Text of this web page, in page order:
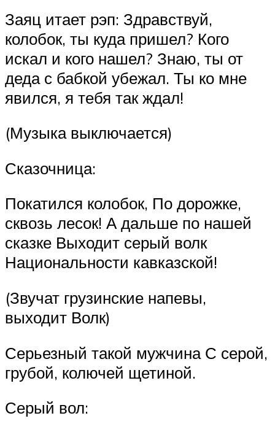
Заяц итает рэп: Здравствуй,
колобок, ты куда пришел? Кого
искал и кого нашел? Знаю, ты от
деда с бабкой убежал. Ты ко мне
явился, я тебя так ждал!
(Музыка выключается)
Сказочница:
Покатился колобок, По дорожке,
сквозь лесок! А дальше по нашей
сказке Выходит серый волк
Национальности кавказской!
(Звучат грузинские напевы,
выходит Волк)
Серьезный такой мужчина С серой,
грубой, колючей щетиной.
Серый вол: